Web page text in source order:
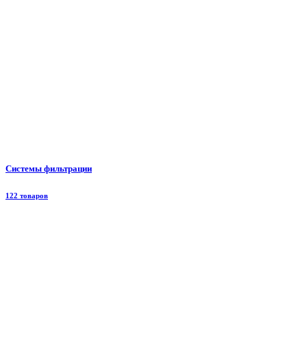
Системы фильтрации
122 товаров